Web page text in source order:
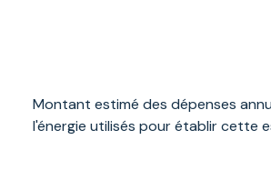
Montant estimé des dépenses
l'énergie utilisés pour établir cette